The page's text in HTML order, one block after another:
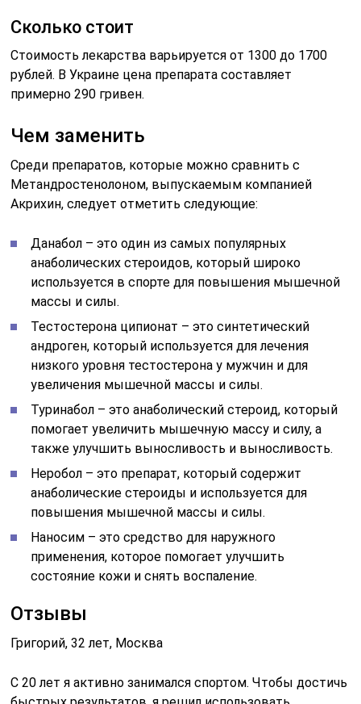
Сколько стоит
Стоимость лекарства варьируется от 1300 до 1700
рублей. В Украине цена препарата составляет
примерно 290 гривен.
Чем заменить
Среди препаратов, которые можно сравнить с
Метандростенолоном, выпускаемым компанией
Акрихин, следует отметить следующие:
Данабол – это один из самых популярных
анаболических стероидов, который широко
используется в спорте для повышения мышечной
массы и силы.
Тестостерона ципионат – это синтетический
андроген, который используется для лечения
низкого уровня тестостерона у мужчин и для
увеличения мышечной массы и силы.
Туринабол – это анаболический стероид, который
помогает увеличить мышечную массу и силу, а
также улучшить выносливость и выносливость.
Неробол – это препарат, который содержит
анаболические стероиды и используется для
повышения мышечной массы и силы.
Наносим – это средство для наружного
применения, которое помогает улучшить
состояние кожи и снять воспаление.
Отзывы
Григорий, 32 лет, Москва
С 20 лет я активно занимался спортом. Чтобы достичь